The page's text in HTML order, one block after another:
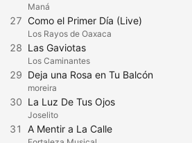
Maná
27 Como el Primer Día (Live)
Los Rayos de Oaxaca
28 Las Gaviotas
Los Caminantes
29 Deja una Rosa en Tu Balcón
moreira
30 La Luz De Tus Ojos
Joselito
31 A Mentir a La Calle